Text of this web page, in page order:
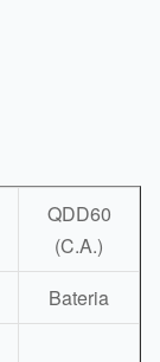
QDD60
(C.A.)
Bateria